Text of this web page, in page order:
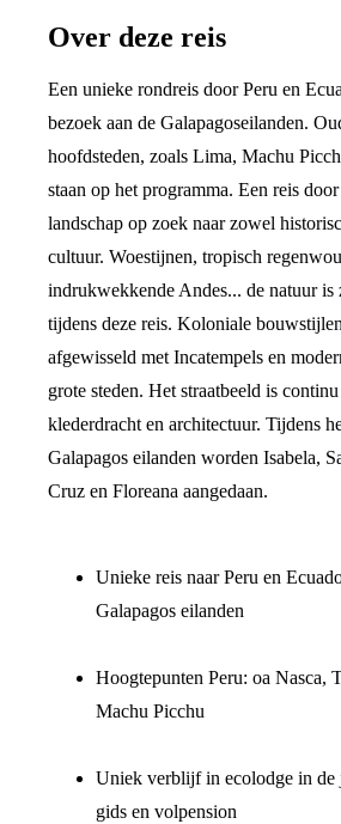
Over deze reis
Een unieke rondreis door Peru en
bezoek aan de Galapagoseilanden.
hoofdsteden, zoals Lima, Machu
staan op het programma. Een reis
landschap op zoek naar zowel
cultuur. Woestijnen, tropisch
indrukwekkende Andes... de natuur is
tijdens deze reis. Koloniale
afgewisseld met Incatempels en
grote steden. Het straatbeeld is
klederdracht en architectuur. Tijdens
Galapagos eilanden worden Isabela,
Cruz en Floreana aangedaan.
Unieke reis naar Peru en
Galapagos eilanden
Hoogtepunten Peru: oa Nasca,
Machu Picchu
Uniek verblijf in ecolodge in de
gids en volpension